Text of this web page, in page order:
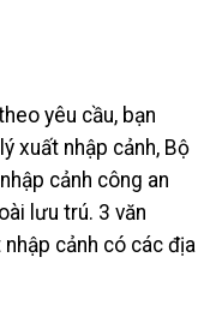
yêu cầu, bạn
xuất nhập cảnh, Bộ
cảnh công an
lưu trú. 3 văn
cảnh có các địa